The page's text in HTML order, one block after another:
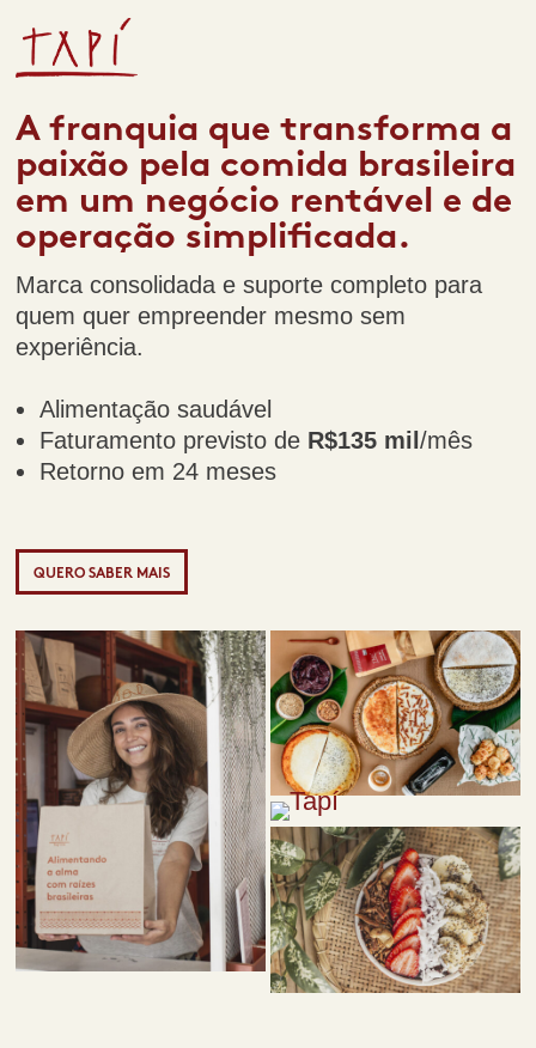
A franquia que transforma a
paixão pela comida brasileira
em um negócio rentável e de
operação simplificada.
Marca consolidada e suporte completo para
quem quer empreender mesmo sem
experiência.
Alimentação saudável
Faturamento previsto de R$135 mil/mês
Retorno em 24 meses
QUERO SABER MAIS